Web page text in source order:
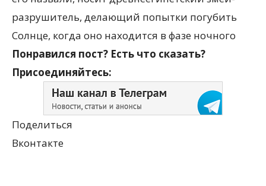
разрушитель, делающий попытки погубить
Солнце, когда оно находится в фазе ночного
Понравился пост? Есть что сказать?
Присоединяйтесь:
Поделиться
Вконтакте